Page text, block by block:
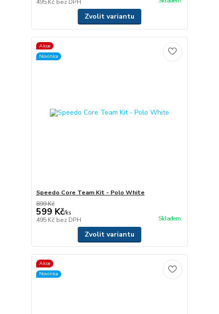
495 Kč bez DPH
Zvolit variantu
Akce
Novinka
Speedo Core Team Kit - Polo White
899 Kč
599 Kč/ks
495 Kč bez DPH Skladem
Zvolit variantu
Akce
Novinka